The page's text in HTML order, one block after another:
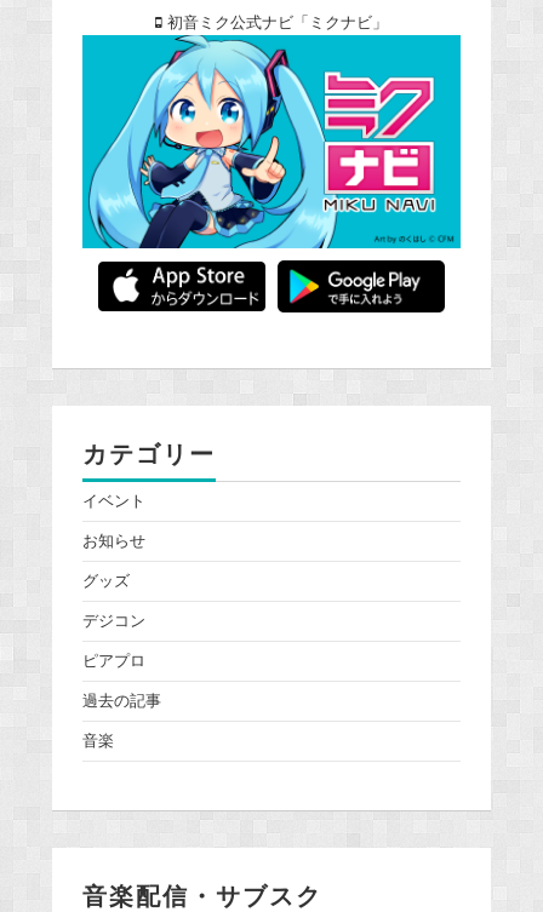
初音ミク公式ナビ「ミクナビ」
カテゴリー
イベント
お知らせ
グッズ
デジコン
ピアプロ
過去の記事
音楽
音楽配信・サブスク